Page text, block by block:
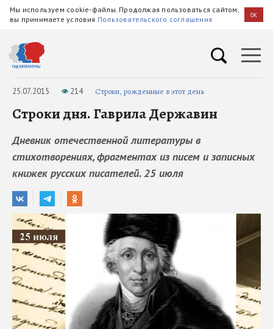
Мы используем cookie-файлы. Продолжая пользоваться сайтом,
вы принимаете условия Пользовательского соглашения OK
25.07.2015 214 Строки, рожденные в этот день
Строки дня. Гаврила Державин
Дневник отечественной литературы в
стихотворениях, фрагментах из писем и записных
книжек русских писателей. 25 июля